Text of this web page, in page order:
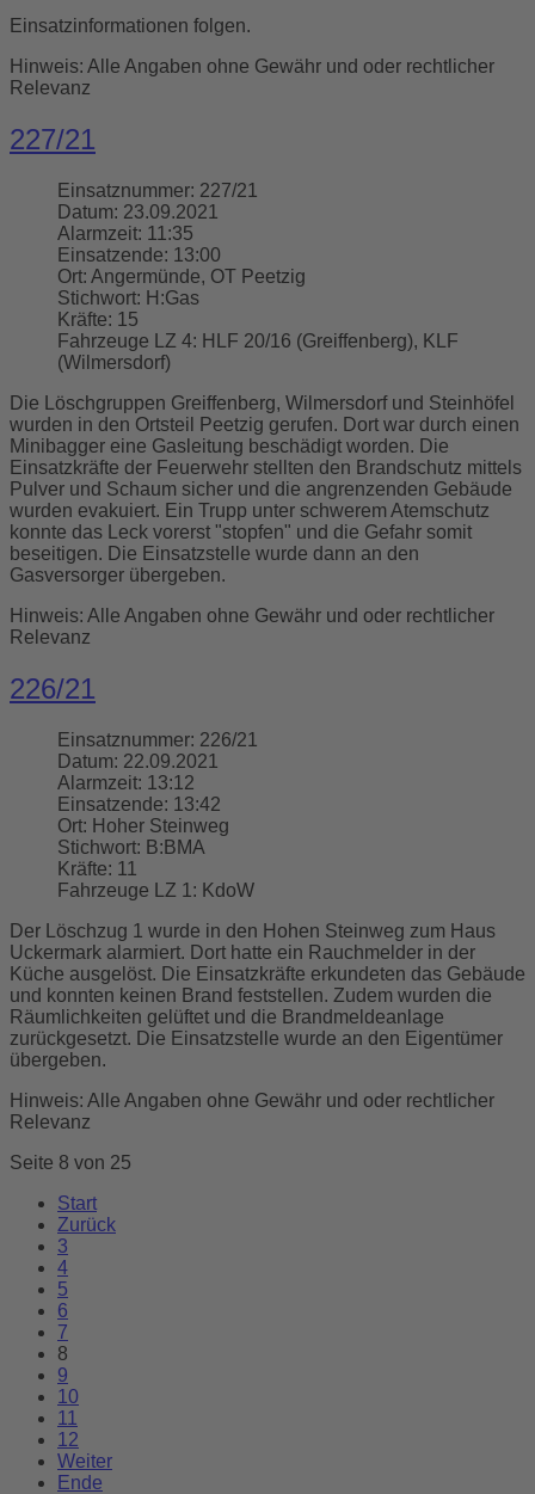
Einsatzinformationen folgen.
Hinweis: Alle Angaben ohne Gewähr und oder rechtlicher
Relevanz
227/21
Einsatznummer: 227/21
Datum: 23.09.2021
Alarmzeit: 11:35
Einsatzende: 13:00
Ort: Angermünde, OT Peetzig
Stichwort: H:Gas
Kräfte: 15
Fahrzeuge LZ 4: HLF 20/16 (Greiffenberg), KLF
(Wilmersdorf)
Die Löschgruppen Greiffenberg, Wilmersdorf und Steinhöfel
wurden in den Ortsteil Peetzig gerufen. Dort war durch einen
Minibagger eine Gasleitung beschädigt worden. Die
Einsatzkräfte der Feuerwehr stellten den Brandschutz mittels
Pulver und Schaum sicher und die angrenzenden Gebäude
wurden evakuiert. Ein Trupp unter schwerem Atemschutz
konnte das Leck vorerst "stopfen" und die Gefahr somit
beseitigen. Die Einsatzstelle wurde dann an den
Gasversorger übergeben.
Hinweis: Alle Angaben ohne Gewähr und oder rechtlicher
Relevanz
226/21
Einsatznummer: 226/21
Datum: 22.09.2021
Alarmzeit: 13:12
Einsatzende: 13:42
Ort: Hoher Steinweg
Stichwort: B:BMA
Kräfte: 11
Fahrzeuge LZ 1: KdoW
Der Löschzug 1 wurde in den Hohen Steinweg zum Haus
Uckermark alarmiert. Dort hatte ein Rauchmelder in der
Küche ausgelöst. Die Einsatzkräfte erkundeten das Gebäude
und konnten keinen Brand feststellen. Zudem wurden die
Räumlichkeiten gelüftet und die Brandmeldeanlage
zurückgesetzt. Die Einsatzstelle wurde an den Eigentümer
übergeben.
Hinweis: Alle Angaben ohne Gewähr und oder rechtlicher
Relevanz
Seite 8 von 25
Start
Zurück
3
4
5
6
7
8
9
10
11
12
Weiter
Ende